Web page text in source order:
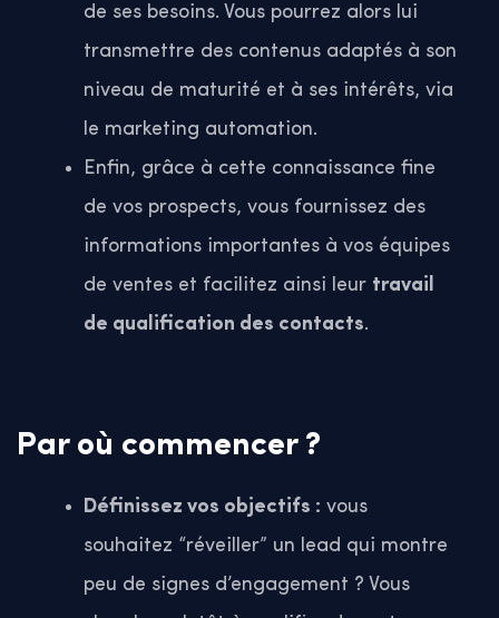
de ses besoins. Vous pourrez alors lui
transmettre des contenus adaptés à son
niveau de maturité et à ses intérêts, via
le marketing automation.
Enfin, grâce à cette connaissance fine
de vos prospects, vous fournissez des
informations importantes à vos équipes
de ventes et facilitez ainsi leur travail
de qualification des contacts.
Par où commencer ?
Définissez vos objectifs : vous
souhaitez “réveiller” un lead qui montre
peu de signes d’engagement ? Vous